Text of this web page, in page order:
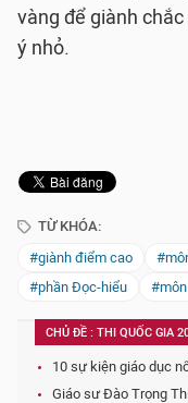
vàng để giành
ý nhỏ.
TỪ KHÓA:
#giành điểm cao
#phần Đọc-hiểu
CHỦ ĐỀ : THI QUỐC GIA
10 sự kiện giáo dục
Giáo sư Đào Trọng